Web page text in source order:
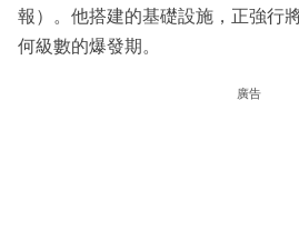
報）。他搭建的基礎設施，正強行
何級數的爆發期。
廣告